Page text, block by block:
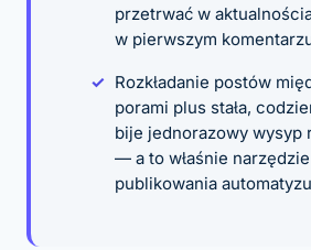
przetrwać w
w pierwszym
Rozkładanie postów
porami plus stała,
bije jednorazowy wysyp
— a to właśnie
publikowania